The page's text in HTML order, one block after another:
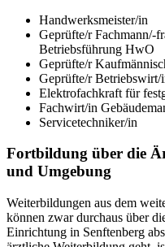
Handwerksmeister/in
Geprüfte/r Fachmann/-
Betriebsführung HwO
Geprüfte/r
Geprüfte/r
Elektrofachkraft für
Fachwirt/in
Servicetechniker/in
Fortbildung über die
und Umgebung
Weiterbildungen aus dem
können zwar durchaus über
Einrichtung in Senftenberg